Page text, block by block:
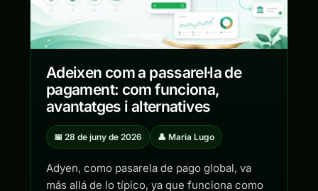
Adeixen com a passarel·la de
pagament: com funciona,
avantatges i alternatives
📅 28 de juny de 2026 👤 Maria Lugo
Adyen, como pasarela de pago global, va
más allá de lo típico, ya que funciona como